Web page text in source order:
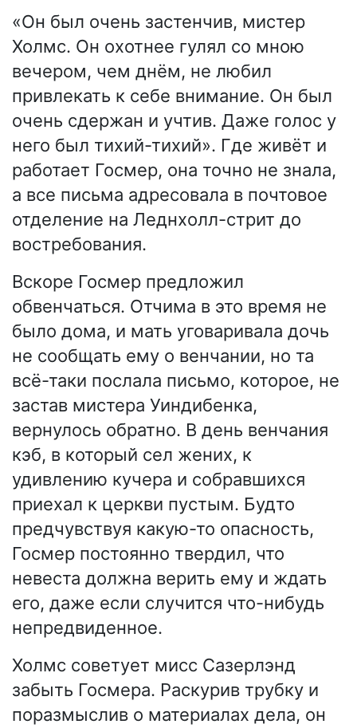
«Он был очень застенчив, мистер
Холмс. Он охотнее гулял со мною
вечером, чем днём, не любил
привлекать к себе внимание. Он был
очень сдержан и учтив. Даже голос у
него был тихий-тихий». Где живёт и
работает Госмер, она точно не знала,
а все письма адресовала в почтовое
отделение на Леднхолл-стрит до
востребования.
Вскоре Госмер предложил
обвенчаться. Отчима в это время не
было дома, и мать уговаривала дочь
не сообщать ему о венчании, но та
всё-таки послала письмо, которое, не
застав мистера Уиндибенка,
вернулось обратно. В день венчания
кэб, в который сел жених, к
удивлению кучера и собравшихся
приехал к церкви пустым. Будто
предчувствуя какую-то опасность,
Госмер постоянно твердил, что
невеста должна верить ему и ждать
его, даже если случится что-нибудь
непредвиденное.
Холмс советует мисс Сазерлэнд
забыть Госмера. Раскурив трубку и
поразмыслив о материалах дела, он